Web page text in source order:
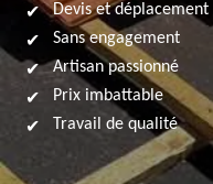
Devis et
Sans engagement
Artisan passionné
Prix imbattable
Travail de qualité